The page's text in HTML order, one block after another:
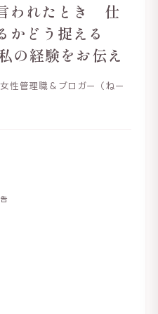
われたとき 仕
かどう捉える
の経験をお伝え
性管理職＆ブロガー（ねー